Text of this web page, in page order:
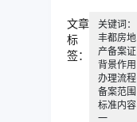
文章
标
签：
关键词：
丰都房地
产备案证
背景作用
办理流程
备案范围
标准内容
一